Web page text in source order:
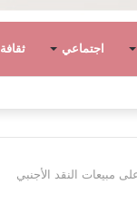
اجتماعي ثقافة
الانقسام والأحزان..
مبيعات النقد الأجنبي